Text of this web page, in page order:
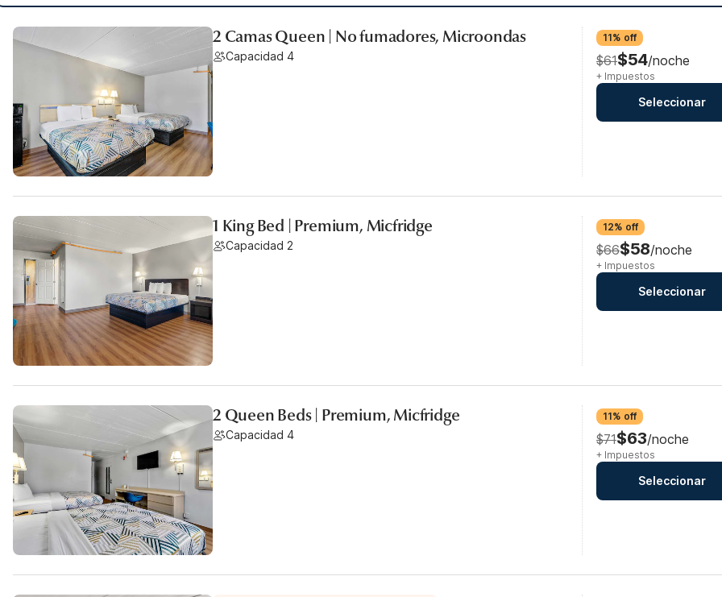
2 Camas Queen | No fumadores, Microondas
Capacidad 4
11% off
$61$54/noche
+ Impuestos
Seleccionar
1 King Bed | Premium, Micfridge
Capacidad 2
12% off
$66$58/noche
+ Impuestos
Seleccionar
2 Queen Beds | Premium, Micfridge
Capacidad 4
11% off
$71$63/noche
+ Impuestos
Seleccionar